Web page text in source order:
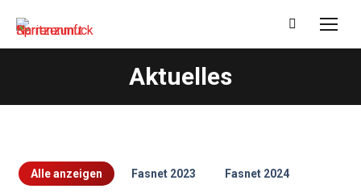
Search:
Aktuelles
Sie befinden sich hier:
Alle anzeigen Fasnet 2023
Fasnet 2024